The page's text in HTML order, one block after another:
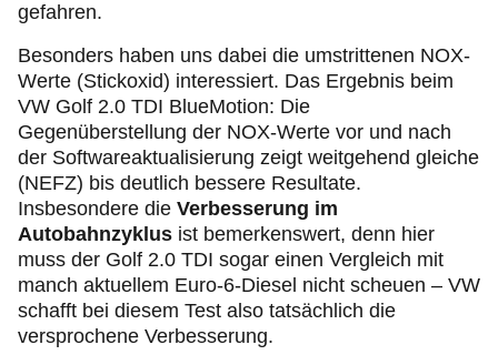
gefahren.
Besonders haben uns dabei die umstrittenen NOX-
Werte (Stickoxid) interessiert. Das Ergebnis beim
VW Golf 2.0 TDI BlueMotion: Die
Gegenüberstellung der NOX-Werte vor und nach
der Softwareaktualisierung zeigt weitgehend gleiche
(NEFZ) bis deutlich bessere Resultate.
Insbesondere die Verbesserung im
Autobahnzyklus ist bemerkenswert, denn hier
muss der Golf 2.0 TDI sogar einen Vergleich mit
manch aktuellem Euro-6-Diesel nicht scheuen – VW
schafft bei diesem Test also tatsächlich die
versprochene Verbesserung.